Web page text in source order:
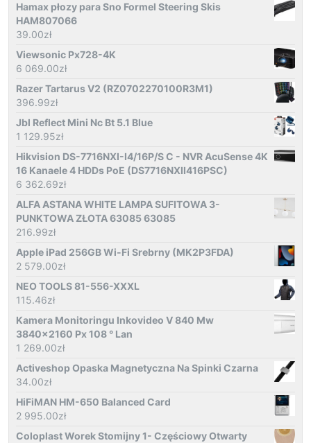
Hamax płozy para Sno Formel Steering Skis
HAM807066
39.00zł
Viewsonic Px728-4K
6 069.00zł
Razer Tartarus V2 (RZ0702270100R3M1)
396.99zł
Jbl Reflect Mini Nc Bt 5.1 Blue
1 129.95zł
Hikvision DS-7716NXI-I4/16P/S C - NVR AcuSense 4K
16 Kanaele 4 HDDs PoE (DS7716NXII416PSC)
6 362.69zł
ALFA ASTANA WHITE LAMPA SUFITOWA 3-
PUNKTOWA ZŁOTA 63085 63085
216.99zł
Apple iPad 256GB Wi-Fi Srebrny (MK2P3FDA)
2 579.00zł
NEO TOOLS 81-556-XXXL
115.46zł
Kamera Monitoringu Inkovideo V 840 Mw
3840x2160 Px 108 ° Lan
1 269.00zł
Activeshop Opaska Magnetyczna Na Spinki Czarna
34.00zł
HiFiMAN HM-650 Balanced Card
2 995.00zł
Coloplast Worek Stomijny 1- Częściowy Otwarty